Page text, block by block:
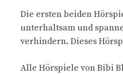
Die ersten beiden
unterhaltsam und
verhindern. Dieses
Alle Hörspiele von Bibi